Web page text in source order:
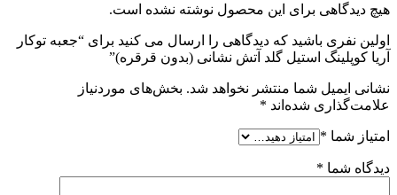
هیچ دیدگاهی برای این محصول نوشته نشده است.
اولین نفری باشید که دیدگاهی را ارسال می کنید برای “جعبه توکار
آریا کوپلینگ استیل گلد آتش نشانی (بدون قرقره)”
نشانی ایمیل شما منتشر نخواهد شد. بخش‌های موردنیاز
علامت‌گذاری شده‌اند *
امتیاز شما *
دیدگاه شما *